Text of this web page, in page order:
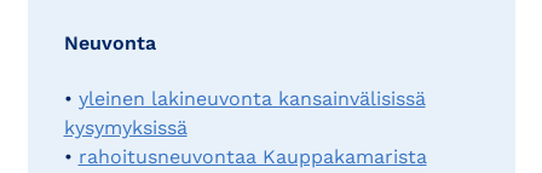
Neuvonta
• yleinen lakineuvonta kansainvälisissä
kysymyksissä
• rahoitusneuvontaa Kauppakamarista